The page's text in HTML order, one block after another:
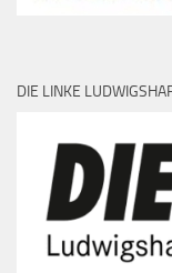
DIE LINKE